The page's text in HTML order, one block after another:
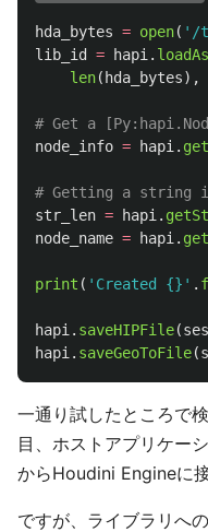
hda_bytes = open( ' /
lib_id
= hapi .
len( hda_bytes),
node_info = hapi .
str_len = hapi .
node_name = hapi .
print ( ' Created {} ' .
hapi . saveHIPFile(
hapi . saveGeoToFile(
一通り試したところで
目、ホストアプリケー
からHoudini Engineに接
ですが、ライブラリへ